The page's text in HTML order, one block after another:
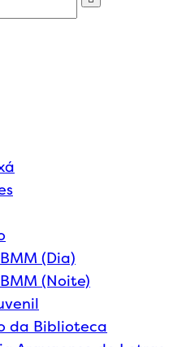
(Dia)
(Noite)
da Biblioteca